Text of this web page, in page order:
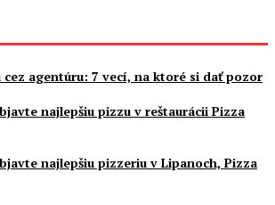
cez agentúru: 7 vecí, na ktoré si dať pozor
najlepšiu pizzu v reštaurácii Pizza
najlepšiu pizzeriu v Lipanoch, Pizza